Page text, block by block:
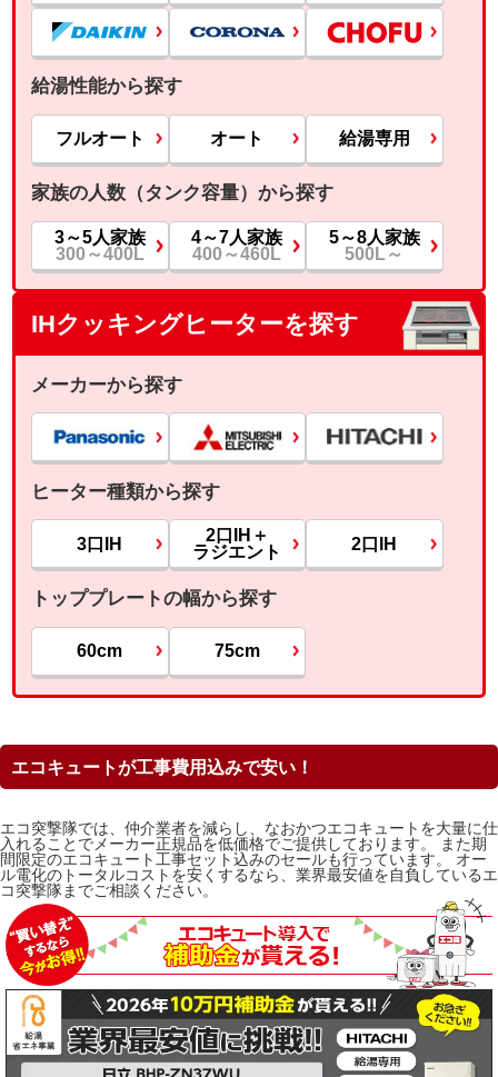
給湯性能から探す
フルオート オート 給湯専用
家族の人数（タンク容量）から探す
3～5人家族
300～400L
4～7人家族
400～460L
5～8人家族
500L～
IHクッキングヒーターを探す
メーカーから探す
ヒーター種類から探す
3口IH
2口IH＋
ラジエント
2口IH
トッププレートの幅から探す
60cm 75cm
エコキュートが工事費用込みで安い！
エコ突撃隊では、仲介業者を減らし、なおかつエコキュートを大量に仕
入れることでメーカー正規品を低価格でご提供しております。 また期
間限定のエコキュート工事セット込みのセールも行っています。 オー
ル電化のトータルコストを安くするなら、業界最安値を自負しているエ
コ突撃隊までご相談ください。